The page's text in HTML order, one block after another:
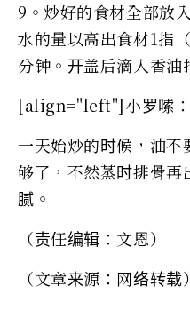
9。炒好的食材全部放
水的量以高出食材1指
分钟。开盖后滴入香油
[align="left"]小罗嗦：
一天始炒的时候，油
够了，不然蒸时排骨
腻。
（责任编辑：文恩）
（文章来源：网络转载）